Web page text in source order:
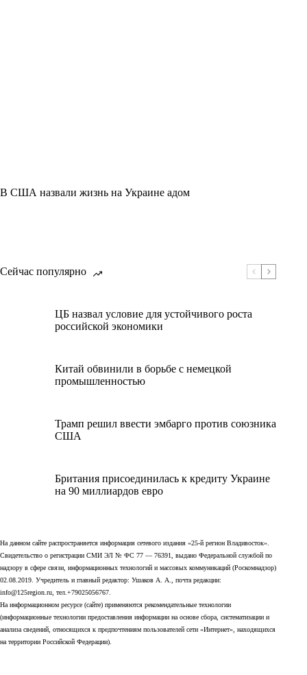
В США назвали жизнь на Украине адом
Сейчас популярно
ЦБ назвал условие для устойчивого роста
российской экономики
Китай обвинили в борьбе с немецкой
промышленностью
Трамп решил ввести эмбарго против союзника
США
Британия присоединилась к кредиту Украине
на 90 миллиардов евро
На данном сайте распространяется информация сетевого издания «25-й регион Владивосток».
Свидетельство о регистрации СМИ ЭЛ № ФС 77 — 76391, выдано Федеральной службой по
надзору в сфере связи, информационных технологий и массовых коммуникаций (Роскомнадзор)
02.08.2019. Учредитель и главный редактор: Ушаков А. А., почта редакции:
info@125region.ru, тел.+79025056767.
На информационном ресурсе (сайте) применяются рекомендательные технологии
(информационные технологии предоставления информации на основе сбора, систематизации и
анализа сведений, относящихся к предпочтениям пользователей сети «Интернет», находящихся
на территории Российской Федерации).